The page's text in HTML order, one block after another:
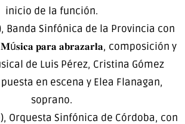
inicio de la función.
Banda Sinfónica de la Provincia con
𝐌ú𝐬𝐢𝐜𝐚 𝐩𝐚𝐫𝐚 𝐚𝐛𝐫𝐚𝐳𝐚𝐫𝐥𝐚, composición y
de Luis Pérez, Cristina Gómez
en escena y Elea Flanagan,
soprano.
Orquesta Sinfónica de Córdoba, con